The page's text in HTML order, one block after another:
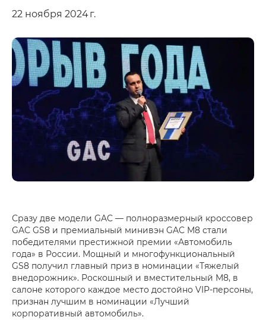
22 ноября 2024 г.
Сразу две модели GAC — полноразмерный кроссовер
GAC GS8 и премиальный минивэн GAC M8 стали
победителями престижной премии «Автомобиль
года» в России. Мощный и многофункциональный
GS8 получил главный приз в номинации «Тяжелый
внедорожник». Роскошный и вместительный M8, в
салоне которого каждое место достойно VIP-персоны,
признан лучшим в номинации «Лучший
корпоративный автомобиль».